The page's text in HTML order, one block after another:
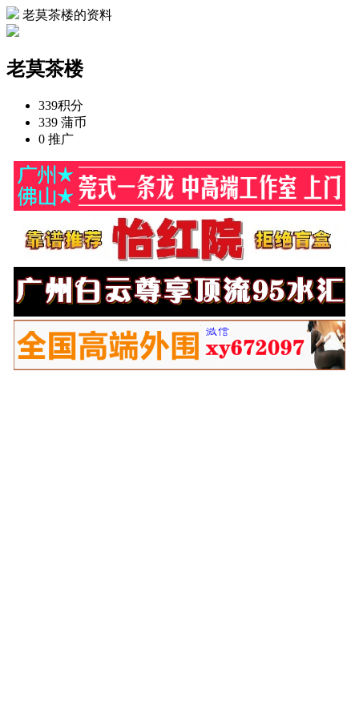
老莫茶楼的资料
老莫茶楼
339积分
339 蒲币
0 推广